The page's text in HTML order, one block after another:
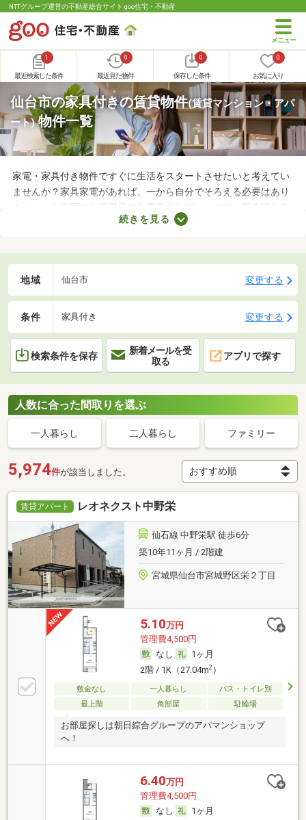
NTTグループ運営の不動産総合サイト goo住宅・不動産
1
最近検索した条件
0
最近見た物件
0
保存した条件
0
お気に入り
仙台市の家具付きの賃貸物件(賃貸マンション・アパ
ート)物件一覧
家電・家具付き物件ですぐに生活をスタートさせたいと考えてい
ませんか？家具家電があれば、一から自分でそろえる必要はあり
ません。お布団や生活用品のみ用意すればいいので、新生活を楽
に始められます。ここでは、家電・家具付きの物件を紹介しま
見つけたら内見予約をしてみましょう。
続きを見る
地域 仙台市 変更する
条件 家具付き 変更する
検索条件を保存
新着メールを受
取る
アプリで探す
人数に合った間取りを選ぶ
一人暮らし 二人暮らし ファミリー
5,974件が該当しました。
賃貸アパート レオネクスト中野栄
仙石線 中野栄駅 徒歩6分
築10年11ヶ月 / 2階建
宮城県仙台市宮城野区栄２丁目
5.10万円
管理費4,500円
なし
1ヶ月
2階 / 1K（27.04m2）
敷金なし 一人暮らし
バス・トイレ別
最上階
角部屋 駐輪場
お部屋探しは朝日綜合グループのアパマンショップ
へ！
6.40万円
管理費4,500円
なし
1ヶ月